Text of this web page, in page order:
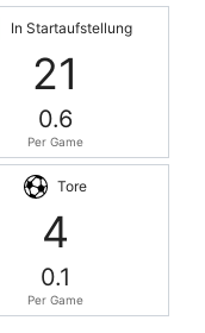
In Startaufstellung
21
0.6
Per Game
Tore
4
0.1
Per Game